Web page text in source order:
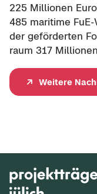
225 Mil­lio­nen
485 ma­ri­ti­me
der ge­för­der­ten
raum 317
Wei­te­re